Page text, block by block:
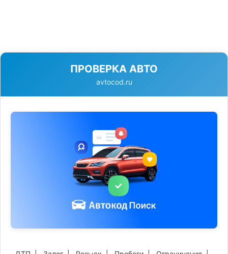
ПРОВЕРКА АВТО
avtocod.ru